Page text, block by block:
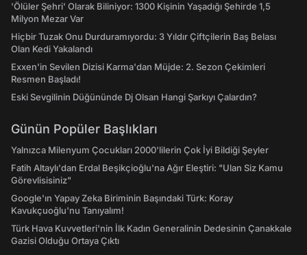
'Ölüler Şehri' Olarak Biliniyor: 1300 Kişinin Yaşadığı Şehirde 1,5
Milyon Mezar Var
Hiçbir Tuzak Onu Durduramıyordu: 3 Yıldır Çiftçilerin Baş Belası
Olan Kedi Yakalandı
Exxen'in Sevilen Dizisi Karma'dan Müjde: 2. Sezon Çekimleri
Resmen Başladı!
Eski Sevgilinin Düğününde Dj Olsan Hangi Şarkıyı Çalardın?
Günün Popüler Başlıkları
Yalnızca Milenyum Çocukları 2000'lilerin Çok İyi Bildiği Şeyler
Fatih Altaylı'dan Erdal Beşikçioğlu'na Ağır Eleştiri: "Ulan Siz Kamu
Görevlisisiniz"
Google'ın Yapay Zeka Biriminin Başındaki Türk: Koray
Kavukçuoğlu'nu Tanıyalım!
Türk Hava Kuvvetleri'nin İlk Kadın Generalinin Dedesinin Çanakkale
Gazisi Olduğu Ortaya Çıktı